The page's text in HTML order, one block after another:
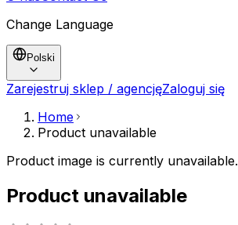
Change Language
Polski
Zarejestruj sklep / agencjęZaloguj się
Home
Product unavailable
Product image is currently unavailable.
Product unavailable